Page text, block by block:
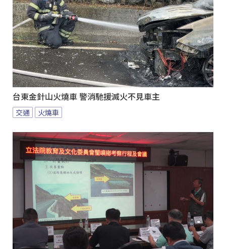
台東金針山火燒車 警消馳援滅火不見車主
交通 火燒車